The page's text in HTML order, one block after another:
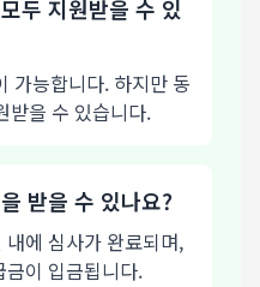
두 지원받을 수 있
가능합니다. 하지만 동
받을 수 있습니다.
받을 수 있나요?
에 심사가 완료되며,
이 입금됩니다.